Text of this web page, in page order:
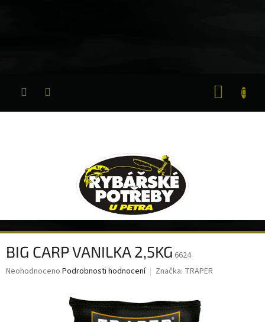
BIG CARP VANILKA 2,5KG 6624
Průměrné
Neohodnoceno Podrobnosti hodnocení Značka: TRAPER